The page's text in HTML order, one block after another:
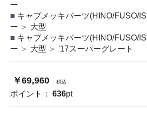
ー
キャブメッキパーツ(HINO/FUSO/
ー ＞ 大型
キャブメッキパーツ(HINO/FUSO/
ー ＞ 大型 ＞ '17スーパーグレート
￥69,960 税込
ポイント： 636pt